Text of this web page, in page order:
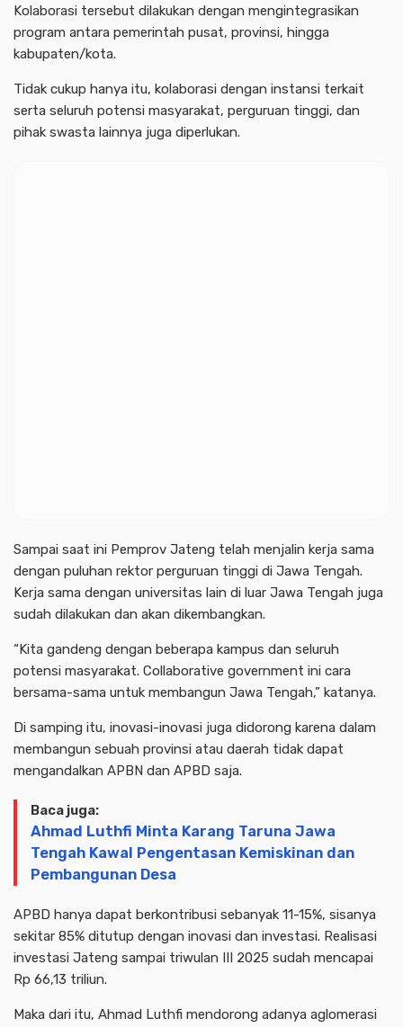
Kolaborasi tersebut dilakukan dengan mengintegrasikan
program antara pemerintah pusat, provinsi, hingga
kabupaten/kota.
Tidak cukup hanya itu, kolaborasi dengan instansi terkait
serta seluruh potensi masyarakat, perguruan tinggi, dan
pihak swasta lainnya juga diperlukan.
Sampai saat ini Pemprov Jateng telah menjalin kerja sama
dengan puluhan rektor perguruan tinggi di Jawa Tengah.
Kerja sama dengan universitas lain di luar Jawa Tengah juga
sudah dilakukan dan akan dikembangkan.
“Kita gandeng dengan beberapa kampus dan seluruh
potensi masyarakat. Collaborative government ini cara
bersama-sama untuk membangun Jawa Tengah,” katanya.
Di samping itu, inovasi-inovasi juga didorong karena dalam
membangun sebuah provinsi atau daerah tidak dapat
mengandalkan APBN dan APBD saja.
Baca juga:
Ahmad Luthfi Minta Karang Taruna Jawa
Tengah Kawal Pengentasan Kemiskinan dan
Pembangunan Desa
APBD hanya dapat berkontribusi sebanyak 11-15%, sisanya
sekitar 85% ditutup dengan inovasi dan investasi. Realisasi
investasi Jateng sampai triwulan III 2025 sudah mencapai
Rp 66,13 triliun.
Maka dari itu, Ahmad Luthfi mendorong adanya aglomerasi